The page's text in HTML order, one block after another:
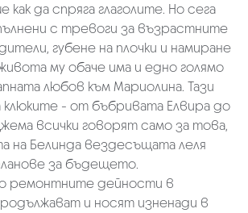
как да спряга глаголите. Но сега
с тревоги за възрастните
губене на плочки и намиране
му обаче има и едно голямо
любов към Мариолина. Тази
клюките - от бъбривата Елвира до
всички говорят само за това,
на Белинда вездесъщата леля
за бъдещето.
ремонтните дейности в
и носят изненади в